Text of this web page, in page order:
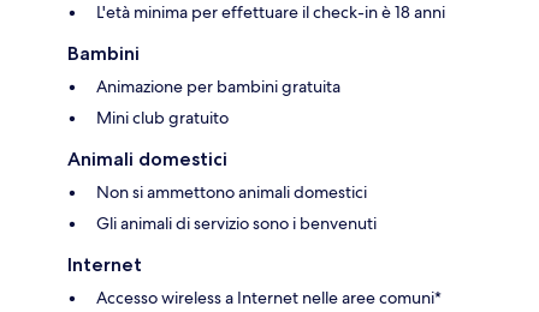
L'età minima per effettuare il check-in è 18 anni
Bambini
Animazione per bambini gratuita
Mini club gratuito
Animali domestici
Non si ammettono animali domestici
Gli animali di servizio sono i benvenuti
Internet
Accesso wireless a Internet nelle aree comuni*